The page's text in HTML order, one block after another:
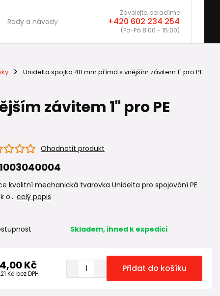
Rady a návody
Zavolejte, poradíme
+420 602 234 254
(Po-Pá 8:00 - 15:00)
Unidelta spojka 40 mm přímá s vnějším závitem 1" pro PE
závitem 1" pro PE
Ohodnotit produkt
kvalitní mechanická tvarovka Unidelta pro spojování PE
o... celý popis
Skladem, ihned k expedici
Kč
Kč bez DPH Přidat do košíku